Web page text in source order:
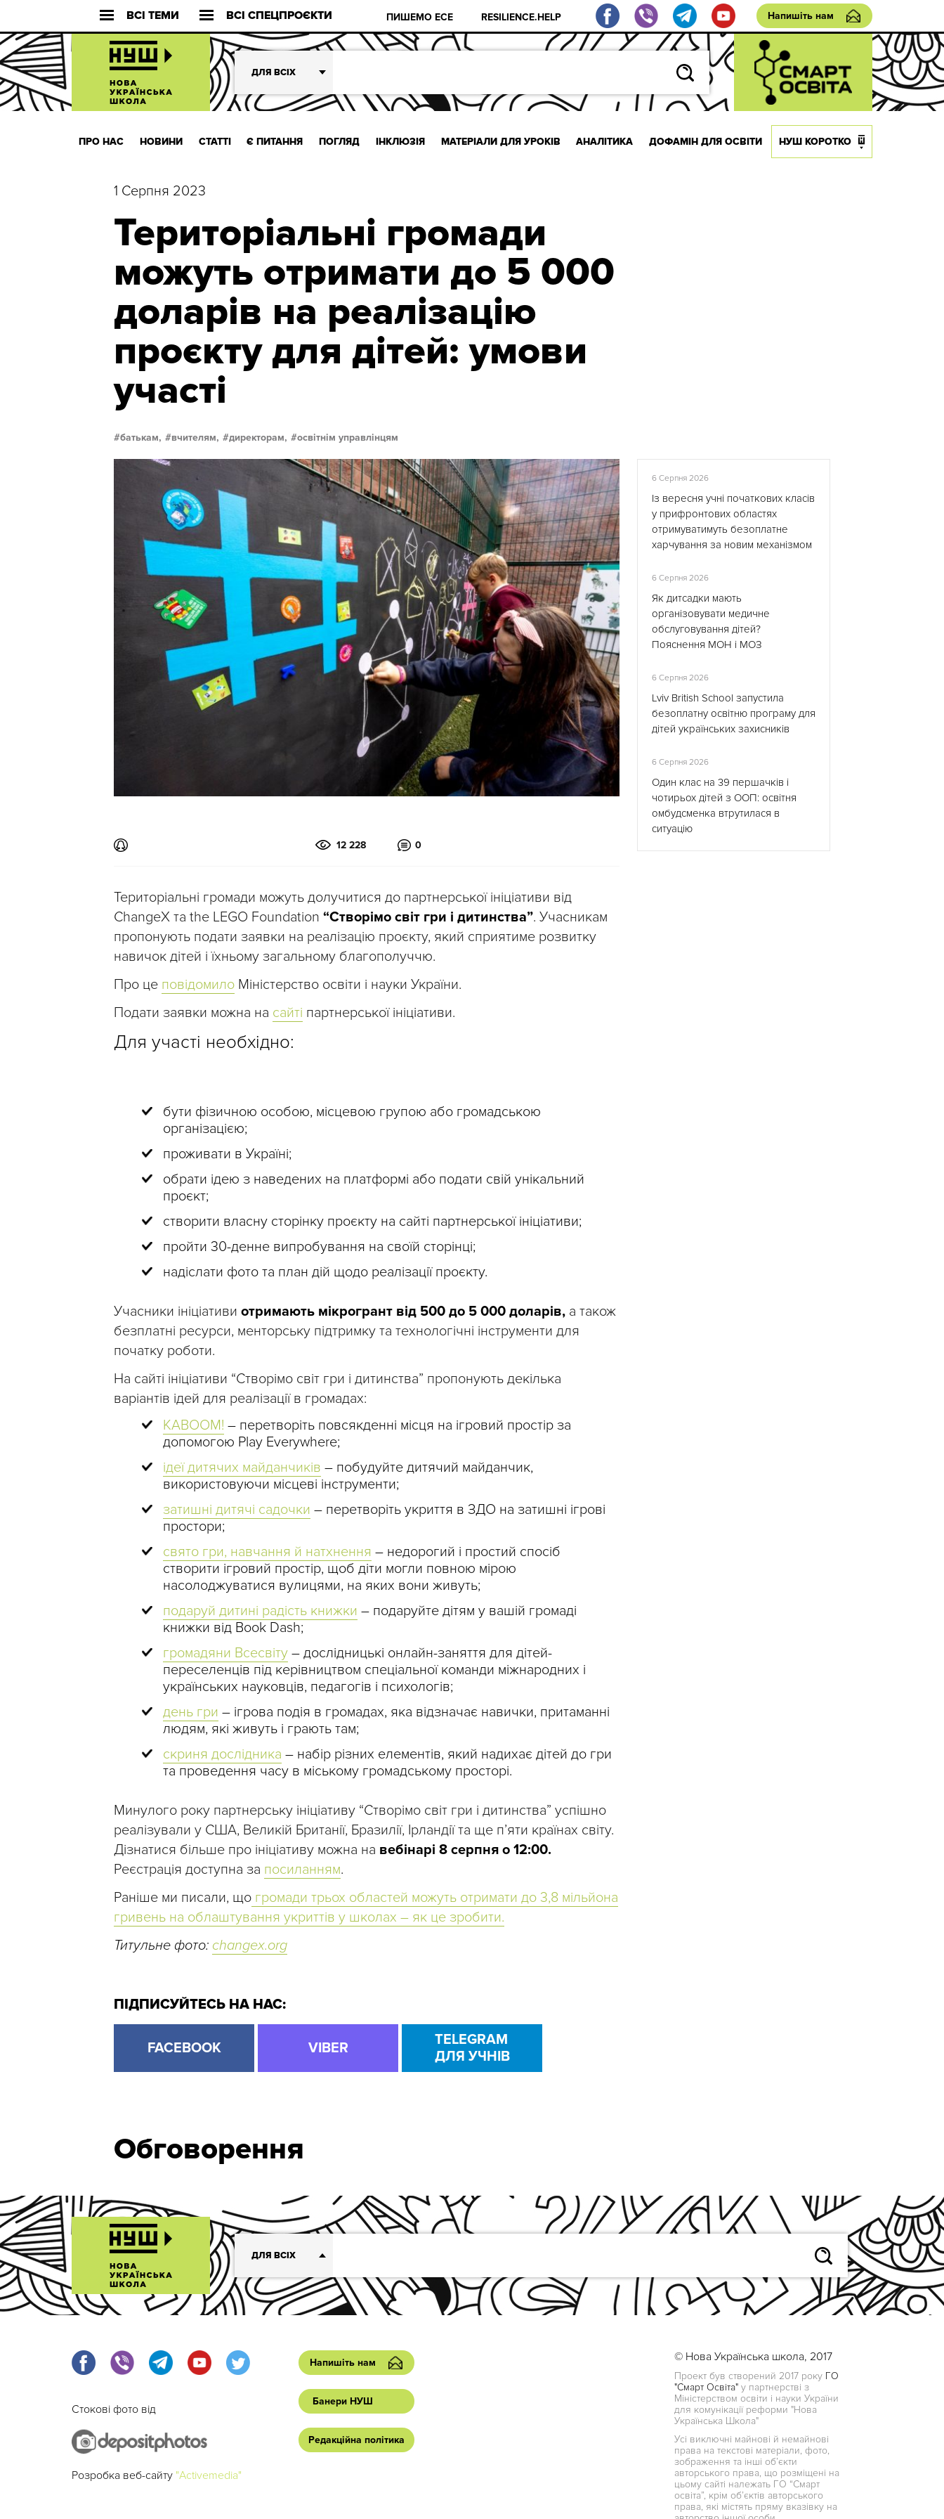
ВСІ ТЕМИ ВСІ СПЕЦПРОЄКТИ ПИШЕМО ЕСЕ RESILIENCE.HELP Напишіть нам
ДЛЯ ВСІХ
ПРО НАС НОВИНИ СТАТТІ Є ПИТАННЯ ПОГЛЯД ІНКЛЮЗІЯ МАТЕРІАЛИ ДЛЯ УРОКІВ АНАЛІТИКА ДОФАМІН ДЛЯ ОСВІТИ НУШ КОРОТКО
1 Серпня 2023
Територіальні громади
можуть отримати до 5 000
доларів на реалізацію
проєкту для дітей: умови
участі
батькам, вчителям, директорам, освітнім управлінцям
12 228 0
Територіальні громади можуть долучитися до партнерської ініціативи від
ChangeX та the LEGO Foundation “Створімо світ гри і дитинства”. Учасникам
пропонують подати заявки на реалізацію проєкту, який сприятиме розвитку
навичок дітей і їхньому загальному благополуччю.
Про це повідомило Міністерство освіти і науки України.
Подати заявки можна на сайті партнерської ініціативи.
Для участі необхідно:
бути фізичною особою, місцевою групою або громадською
організацією;
проживати в Україні;
обрати ідею з наведених на платформі або подати свій унікальний
проєкт;
створити власну сторінку проєкту на сайті партнерської ініціативи;
пройти 30-денне випробування на своїй сторінці;
надіслати фото та план дій щодо реалізації проєкту.
Учасники ініціативи отримають мікрогрант від 500 до 5 000 доларів, а також
безплатні ресурси, менторську підтримку та технологічні інструменти для
початку роботи.
На сайті ініціативи “Створімо світ гри і дитинства” пропонують декілька
варіантів ідей для реалізації в громадах:
KABOOM! – перетворіть повсякденні місця на ігровий простір за
допомогою Play Everywhere;
ідеї дитячих майданчиків – побудуйте дитячий майданчик,
використовуючи місцеві інструменти;
затишні дитячі садочки – перетворіть укриття в ЗДО на затишні ігрові
простори;
свято гри, навчання й натхнення – недорогий і простий спосіб
створити ігровий простір, щоб діти могли повною мірою
насолоджуватися вулицями, на яких вони живуть;
подаруй дитині радість книжки – подаруйте дітям у вашій громаді
книжки від Book Dash;
громадяни Всесвіту – дослідницькі онлайн-заняття для дітей-
переселенців під керівництвом спеціальної команди міжнародних і
українських науковців, педагогів і психологів;
день гри – ігрова подія в громадах, яка відзначає навички, притаманні
людям, які живуть і грають там;
скриня дослідника – набір різних елементів, який надихає дітей до гри
та проведення часу в міському громадському просторі.
Минулого року партнерську ініціативу “Створімо світ гри і дитинства” успішно
реалізували у США, Великій Британії, Бразилії, Ірландії та ще п’яти країнах світу.
Дізнатися більше про ініціативу можна на вебінарі 8 серпня о 12:00.
Реєстрація доступна за посиланням.
Раніше ми писали, що громади трьох областей можуть отримати до 3,8 мільйона
гривень на облаштування укриттів у школах – як це зробити.
Титульне фото: changex.org
ПІДПИСУЙТЕСЬ НА НАС:
FACEBOOK VIBER
TELEGRAM
ДЛЯ УЧНІВ
6 Серпня 2026
Із вересня учні початкових класів
у прифронтових областях
отримуватимуть безоплатне
харчування за новим механізмом
6 Серпня 2026
Як дитсадки мають
організовувати медичне
обслуговування дітей?
Пояснення МОН і МОЗ
6 Серпня 2026
Lviv British School запустила
безоплатну освітню програму для
дітей українських захисників
6 Серпня 2026
Один клас на 39 першачків і
чотирьох дітей з ООП: освітня
омбудсменка втрутилася в
ситуацію
Обговорення
ДЛЯ ВСІХ
Стокові фото від
Розробка веб-сайту "Activemedia"
Напишіть нам
Банери НУШ
Редакційна політика
© Нова Українська школа, 2017
Проект був створений 2017 року ГО
"Смарт Освіта" у партнерстві з
Міністерством освіти і науки України
для комунікації реформи "Нова
Українська Школа"
Усі виключні майнові й немайнові
права на текстові матеріали, фото,
зображення та інші об’єкти
авторського права, що розміщені на
цьому сайті належать ГО “Смарт
освіта”, крім об’єктів авторського
права, які містять пряму вказівку на